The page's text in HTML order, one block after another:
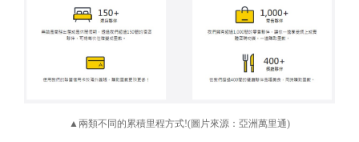
▲兩類不同的累積里程方式!(圖片來源：亞洲萬里通)